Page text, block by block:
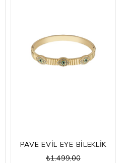
PAVE EVİL EYE BİLEKLİK
₺1.499,00